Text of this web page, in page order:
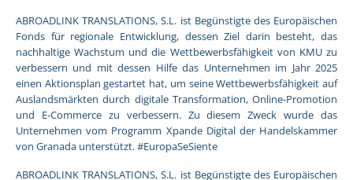
ABROADLINK TRANSLATIONS, S.L. ist Begünstigte des Europäischen
Fonds für regionale Entwicklung, dessen Ziel darin besteht, das
nachhaltige Wachstum und die Wettbewerbsfähigkeit von KMU zu
verbessern und mit dessen Hilfe das Unternehmen im Jahr 2025
einen Aktionsplan gestartet hat, um seine Wettbewerbsfähigkeit auf
Auslandsmärkten durch digitale Transformation, Online-Promotion
und E-Commerce zu verbessern. Zu diesem Zweck wurde das
Unternehmen vom Programm Xpande Digital der Handelskammer
von Granada unterstützt. #EuropaSeSiente
ABROADLINK TRANSLATIONS, S.L. ist Begünstigte des Europäischen